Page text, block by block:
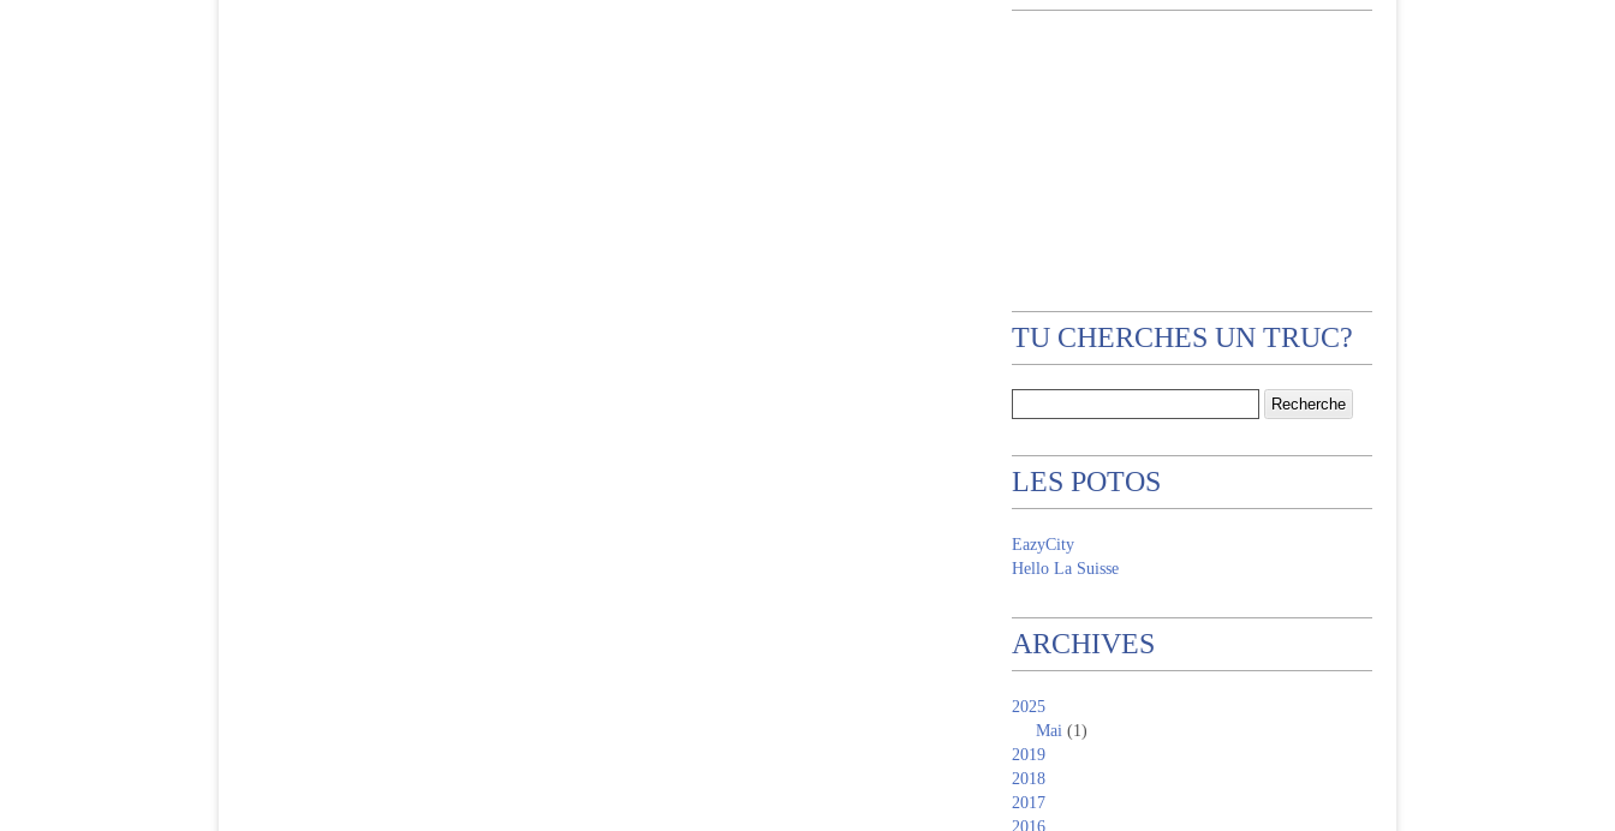
TU CHERCHES UN TRUC?
LES POTOS
EazyCity
Hello La Suisse
ARCHIVES
2025
Mai (1)
2019
2018
2017
2016